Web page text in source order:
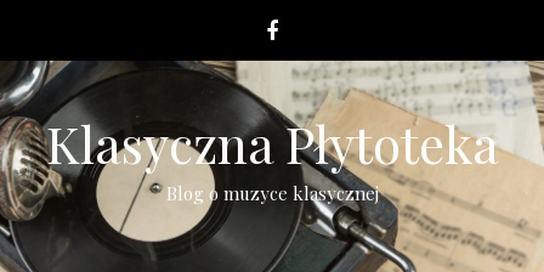
content
Klasyczna Płytoteka
Blog o muzyce klasycznej